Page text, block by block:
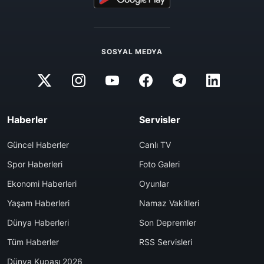
SOSYAL MEDYA
Haberler
Güncel Haberler
Spor Haberleri
Ekonomi Haberleri
Yaşam Haberleri
Dünya Haberleri
Tüm Haberler
Dünya Kupası 2026
Servisler
Canlı TV
Foto Galeri
Oyunlar
Namaz Vakitleri
Son Depremler
RSS Servisleri